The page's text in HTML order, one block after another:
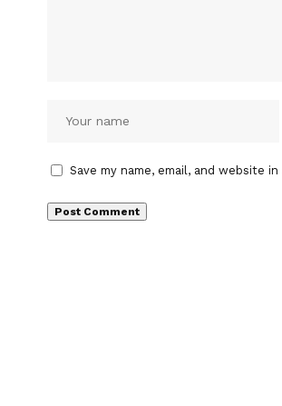
Save my name, email, and website